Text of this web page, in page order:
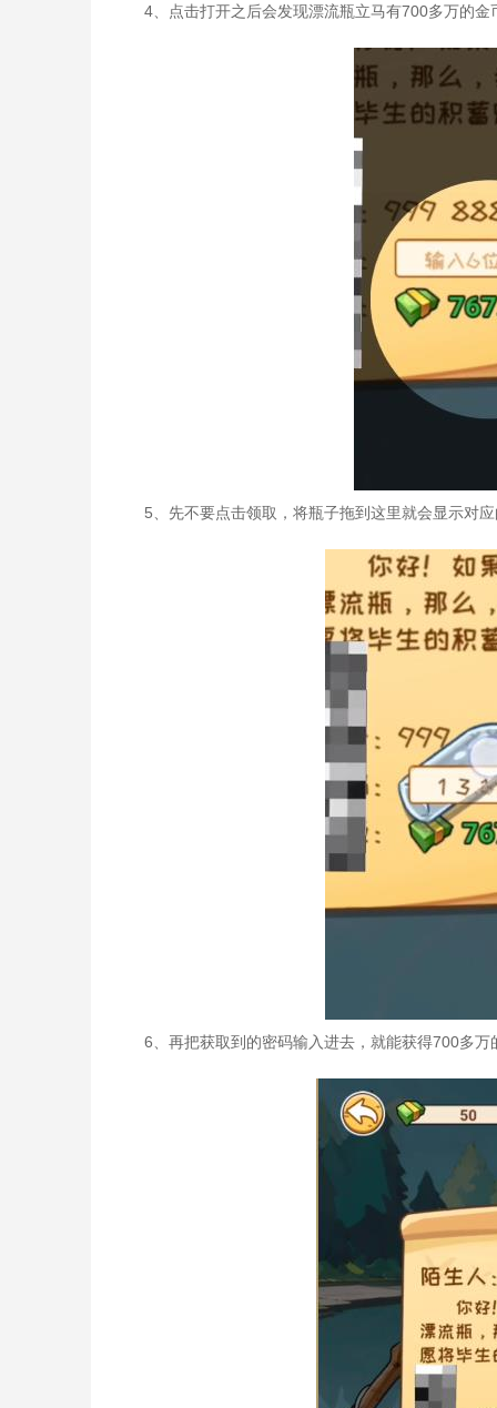
4、点击打开之后会发现漂流瓶立马有700多万的金
5、先不要点击领取，将瓶子拖到这里就会显示对
6、再把获取到的密码输入进去，就能获得700多万